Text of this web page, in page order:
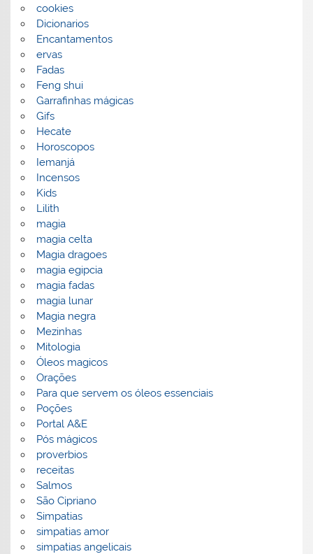
cookies
Dicionarios
Encantamentos
ervas
Fadas
Feng shui
Garrafinhas mágicas
Gifs
Hecate
Horoscopos
Iemanjá
Incensos
Kids
Lilith
magia
magia celta
Magia dragoes
magia egipcia
magia fadas
magia lunar
Magia negra
Mezinhas
Mitologia
Óleos magicos
Orações
Para que servem os óleos essenciais
Poções
Portal A&E
Pós mágicos
proverbios
receitas
Salmos
São Cipriano
Simpatias
simpatias amor
simpatias angelicais